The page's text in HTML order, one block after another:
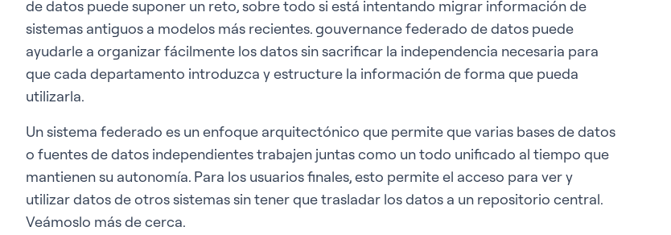
de datos puede suponer un reto, sobre todo si está intentando migrar información de
sistemas antiguos a modelos más recientes. gouvernance federado de datos puede
ayudarle a organizar fácilmente los datos sin sacrificar la independencia necesaria para
que cada departamento introduzca y estructure la información de forma que pueda
utilizarla.
Un sistema federado es un enfoque arquitectónico que permite que varias bases de datos
o fuentes de datos independientes trabajen juntas como un todo unificado al tiempo que
mantienen su autonomía. Para los usuarios finales, esto permite el acceso para ver y
utilizar datos de otros sistemas sin tener que trasladar los datos a un repositorio central.
Veámoslo más de cerca.